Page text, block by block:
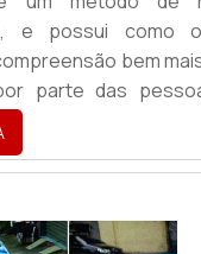
e possui como
bem
parte das
em
adicionais e
bannerPor esse
com ótima